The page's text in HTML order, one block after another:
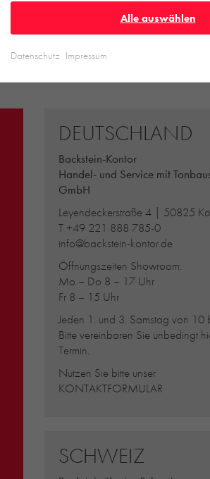
DEUTSCHLAND
Backstein-Kontor
Handel- und Service mit
GmbH
Leyendeckerstraße 4 | 50825
T+49 221 888 785-0
info@backstein-kontor.de
Öffnungszeiten Showroom:
Mo – Do 8 – 17 Uhr
Fr 8 – 15 Uhr
Jeden 1. und 3. Samstag von 10
Bitte vereinbaren Sie unbedingt
Termin.
Nutzen Sie bitte unser
KONTAKTFORMULAR
SCHWEIZ
Alle auswählen
Datenschutz Impressum